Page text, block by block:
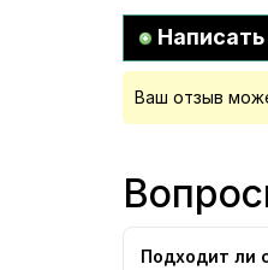
Ваш отзыв
Подходит ли